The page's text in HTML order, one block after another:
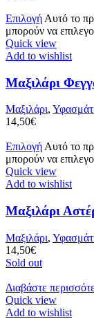
Επιλογή Αυτό το
μπορούν να
Quick view
Add to wishlist
Μαξιλάρι
Μαξιλάρι,
14,50€
Επιλογή Αυτό το
μπορούν να
Quick view
Add to wishlist
Μαξιλάρι
Μαξιλάρι,
14,50€
Sold out
Διαβάστε
Quick view
Add to wishlist